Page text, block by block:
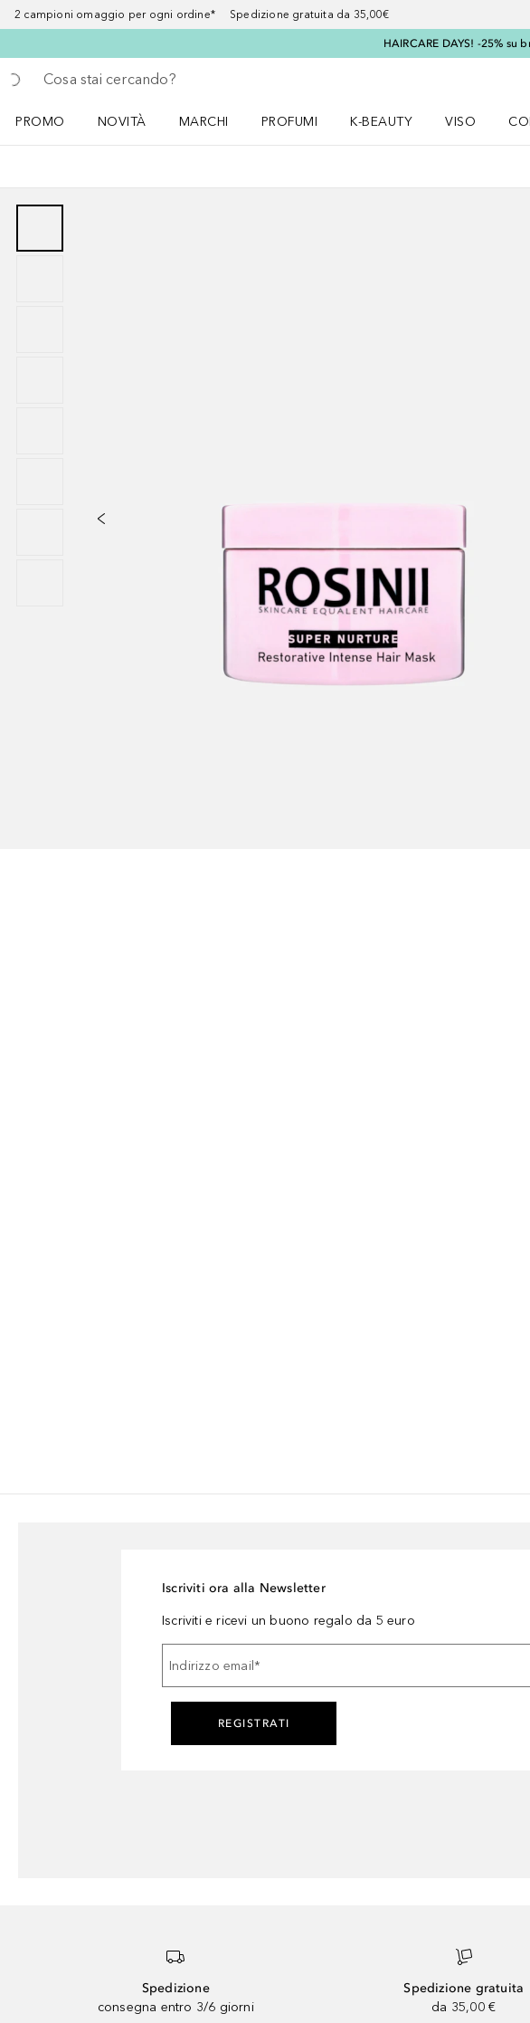
2 campioni omaggio per ogni ordine* Spedizione gratuita da 35,00€
HAIRCARE DAYS! -25% su
Torna indietro
Esegui ricerca
PROMO
NOVITÀ
MARCHI
PROFUMI
K-BEAUTY
VISO
Iscriviti ora alla Newsletter
Iscriviti e ricevi un buono regalo da 5 euro
Indirizzo email *
REGISTRATI
Spedizione
consegna entro 3/6 giorni
Spedizione gratuita
da 35,00 €